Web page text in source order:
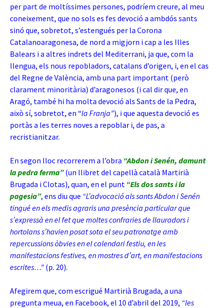
per part de moltíssimes persones, podríem creure, al meu
coneixement, que no sols es fes devoció a ambdós sants
sinó que, sobretot, s’estengués per la Corona
Catalanoaragonesa, de nord a migjorn i cap a les Illes
Balears i a altres indrets del Mediterrani, ja que, com la
llengua, els nous repobladors, catalans d’origen, i, en el cas
del Regne de València, amb una part important (però
clarament minoritària) d’aragonesos (i cal dir que, en
Aragó, també hi ha molta devoció als Sants de la Pedra,
això sí, sobretot, en “la Franja”), i que aquesta devoció es
portàs a les terres noves a repoblar i, de pas, a
recristianitzar.
En segon lloc recorrerem a l’obra “Abdon i Senén, damunt
la pedra ferma” (un llibret del capellà català Martirià
Brugada i Clotas), quan, en el punt “Els dos sants i la
pagesia”, ens diu que “L’advocació als sants Abdon i Senén
tingué en els medis agraris una presència particular que
s’expressà en el fet que moltes confraries de llauradors i
hortolans s’havien posat sota el seu patronatge amb
repercussions òbvies en el calendari festiu, en les
manifestacions festives, en mostres d’art, en manifestacions
escrites…” (p. 20).
Afegirem que, com escrigué Martirià Brugada, a una
pregunta meua, en Facebook, el 10 d’abril del 2019, “les